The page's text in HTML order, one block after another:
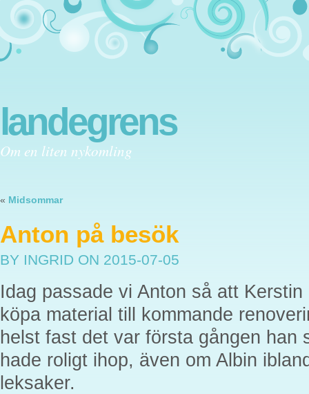
landegrens
Om en liten nykomling
« Midsommar
Anton på besök
BY INGRID ON 2015-07-05
Idag passade vi Anton så att
köpa material till kommande
helst fast det var första gången han
hade roligt ihop, även om Albin
leksaker.